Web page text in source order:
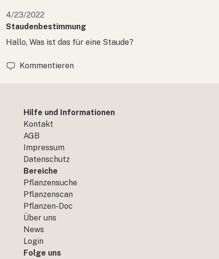
4/23/2022
Staudenbestimmung
Hallo, Was ist das für eine Staude?
Kommentieren
Hilfe und Informationen
Kontakt
AGB
Impressum
Datenschutz
Bereiche
Pflanzensuche
Pflanzenscan
Pflanzen-Doc
Über uns
News
Login
Folge uns